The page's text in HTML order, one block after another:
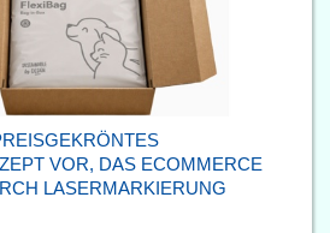
VOR, DAS ECOMMERCE
LASERMARKIERUNG